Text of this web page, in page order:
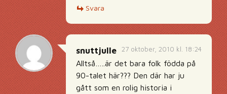
Svara
27 oktober, 2010 kl. 18:24
snuttjulle
Alltså…..är det bara folk födda på
90-talet här??? Den där har ju
gått som en rolig historia i